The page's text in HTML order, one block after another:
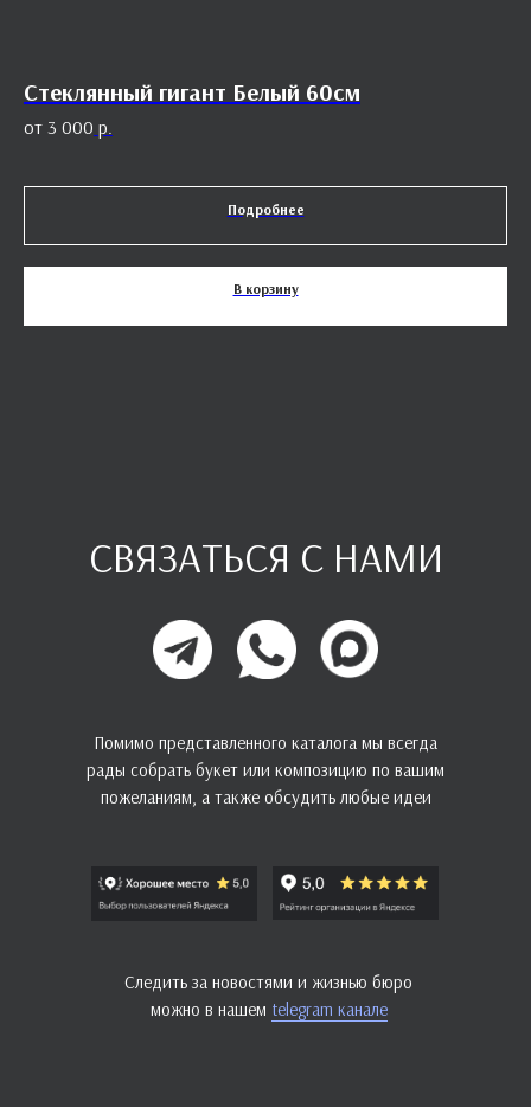
Стеклянный гигант Белый 60см
3 000 р.
Подробнее
В корзину
СВЯЗАТЬСЯ С НАМИ
Помимо представленного каталога мы всегда
рады собрать букет или композицию по вашим
пожеланиям, а также обсудить любые идеи
Следить за новостями и жизнью бюро
можно в нашем telegram канале